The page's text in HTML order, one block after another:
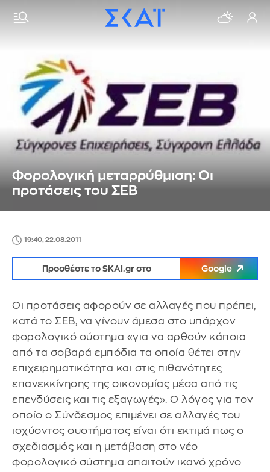
Φορολογική μεταρρύθμιση: Οι
προτάσεις του ΣΕΒ
19:40, 22.08.2011
Προσθέστε το SKAI.gr στο Google
Οι προτάσεις αφορούν σε αλλαγές που πρέπει,
κατά το ΣΕΒ, να γίνουν άμεσα στο υπάρχον
φορολογικό σύστημα «για να αρθούν κάποια
από τα σοβαρά εμπόδια τα οποία θέτει στην
επιχειρηματικότητα και στις πιθανότητες
επανεκκίνησης της οικονομίας μέσα από τις
επενδύσεις και τις εξαγωγές». Ο λόγος για τον
οποίο ο Σύνδεσμος επιμένει σε αλλαγές του
ισχύοντος συστήματος είναι ότι εκτιμά πως ο
σχεδιασμός και η μετάβαση στο νέο
φορολογικό σύστημα απαιτούν ικανό χρόνο